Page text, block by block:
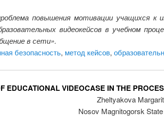
повышения мотивации учащихся к
видеокейсов в учебном
в сети».
безопасность, метод кейсов,
EDUCATIONAL VIDEOCASE IN THE
Zheltyakova
Nosov Magnitogorsk